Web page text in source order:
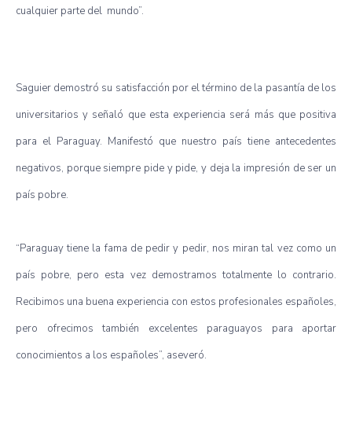
cualquier parte del mundo”.
Saguier demostró su satisfacción por el término de la pasantía de los
universitarios y señaló que esta experiencia será más que positiva
para el Paraguay. Manifestó que nuestro país tiene antecedentes
negativos, porque siempre pide y pide, y deja la impresión de ser un
país pobre.
“Paraguay tiene la fama de pedir y pedir, nos miran tal vez como un
país pobre, pero esta vez demostramos totalmente lo contrario.
Recibimos una buena experiencia con estos profesionales españoles,
pero ofrecimos también excelentes paraguayos para aportar
conocimientos a los españoles”, aseveró.